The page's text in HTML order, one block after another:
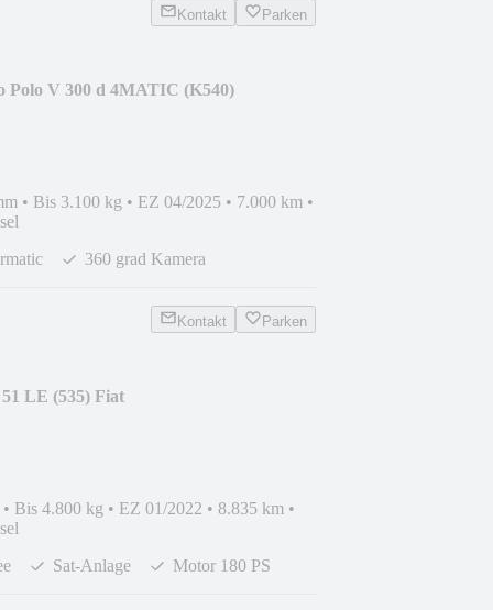
Kontakt Parken
Polo V 300 d 4MATIC (K540)
• Bis 3.100 kg • EZ 04/2025 • 7.000 km •
360 grad Kamera
Kontakt Parken
LE (535) Fiat
• Bis 4.800 kg • EZ 01/2022 • 8.835 km •
Sat-Anlage Motor 180 PS